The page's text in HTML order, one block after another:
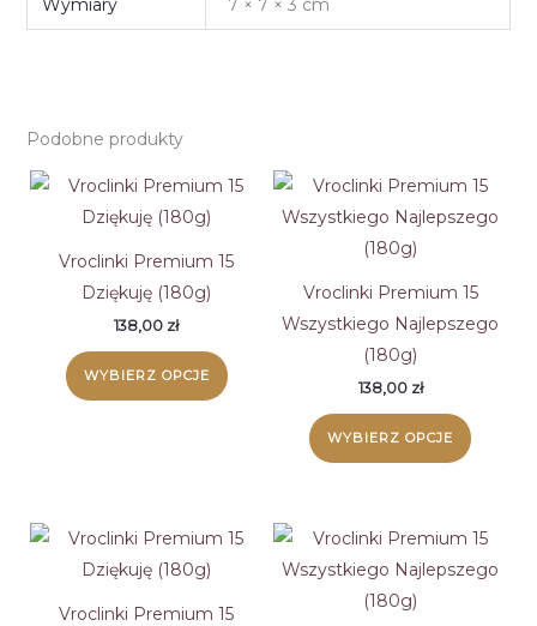
Wymiary 7 × 7 × 3 cm
Podobne produkty
Vroclinki Premium 15
Dziękuję (180g)
138,00 zł
WYBIERZ OPCJE
Vroclinki Premium 15
Wszystkiego Najlepszego
(180g)
138,00 zł
WYBIERZ OPCJE
Vroclinki Premium 15